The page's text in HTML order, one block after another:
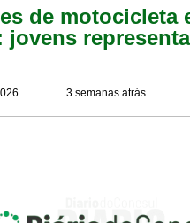
de motocicleta
jovens
3 semanas atrás